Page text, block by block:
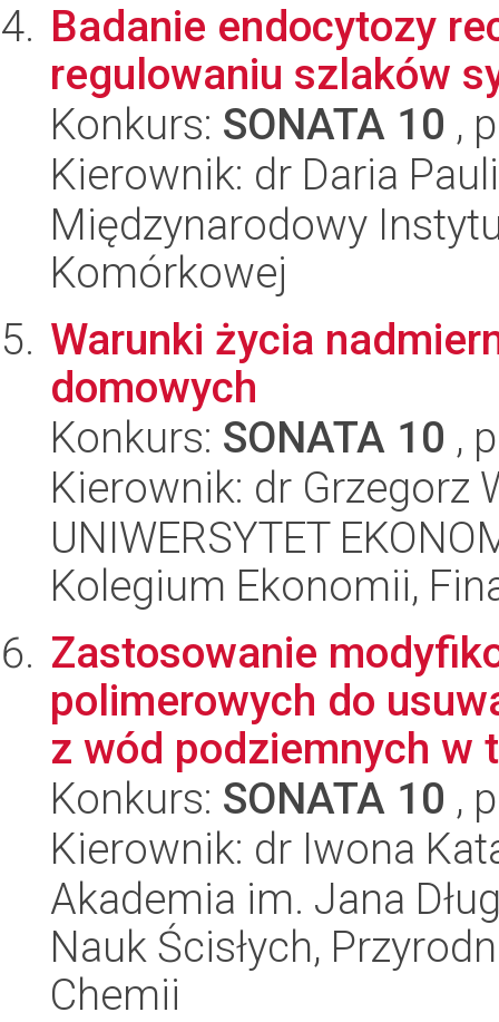
Badanie endocytozy
regulowaniu szlaków
Konkurs: SONATA 10 ,
Kierownik: dr Daria
Międzynarodowy
Komórkowej
Warunki życia
domowych
Konkurs: SONATA 10 ,
Kierownik: dr Grzegorz
UNIWERSYTET
Kolegium Ekonomii,
Zastosowanie
polimerowych do
z wód podziemnych w
Konkurs: SONATA 10 ,
Kierownik: dr Iwona
Akademia im. Jana
Nauk Ścisłych,
Chemii